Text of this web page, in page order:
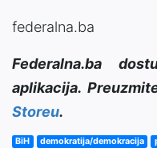
federalna.ba
Federalna.ba
aplikacija.
Storeu.
BiH demokratija/demokracija